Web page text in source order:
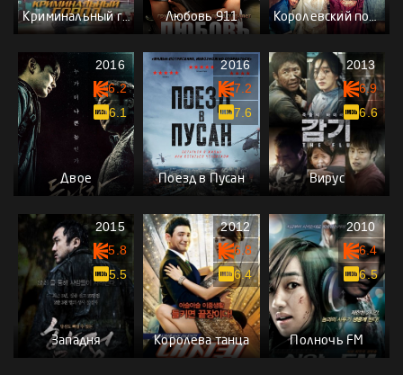
Криминальный город Любовь 911 Королевский портной
Двое
2016
6.2
6.1
Поезд в Пусан
2016
7.2
7.6
Вирус
2013
6.9
6.6
Западня
2015
5.8
5.5
Королева танца
2012
6.8
6.4
Полночь FM
2010
6.4
6.5